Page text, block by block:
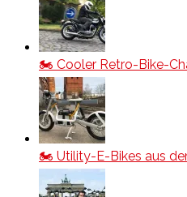
🏍️ Cooler Retro-Bike-
🏍️ Utility-E-Bikes aus